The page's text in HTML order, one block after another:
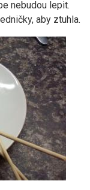
nebudou lepit.
aby ztuhla.